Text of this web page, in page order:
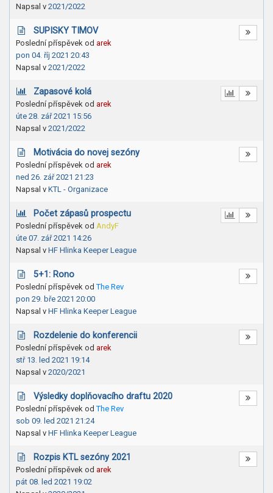
Napsal v 2021/2022
SUPISKY TIMOV
Poslední příspěvek od arek
pon 04. říj 2021 20:43
Napsal v 2021/2022
Zapasové kolá
Poslední příspěvek od arek
úte 28. zář 2021 15:56
Napsal v 2021/2022
Motivácia do novej sezóny
Poslední příspěvek od arek
ned 26. zář 2021 21:23
Napsal v KTL - Organizace
Počet zápasů prospectu
Poslední příspěvek od AndyF
úte 07. zář 2021 14:26
Napsal v HF Hlinka Keeper League
5+1: Rono
Poslední příspěvek odThe Rev
pon 29. bře 2021 20:00
Napsal v HF Hlinka Keeper League
Rozdelenie do konferencii
Poslední příspěvek od arek
stř 13. led 2021 19:14
Napsal v 2020/2021
Výsledky doplňovacího draftu 2020
Poslední příspěvek odThe Rev
sob 09. led 2021 21:24
Napsal v HF Hlinka Keeper League
Rozpis KTL sezóny 2021
Poslední příspěvek od arek
pát 08. led 2021 19:02